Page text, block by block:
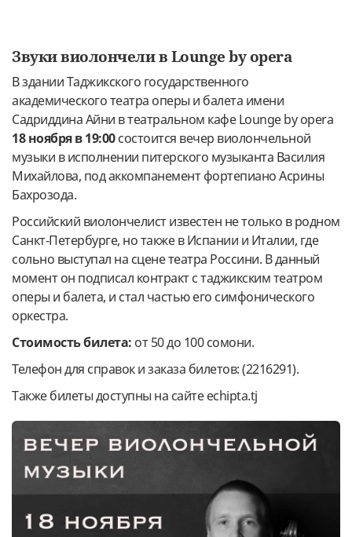
Звуки виолончели в Lounge by opera
В здании Таджикского государственного
академического театра оперы и балета имени
Садриддина Айни в театральном кафе Lounge by opera
18 ноября в 19:00состоится вечер виолончельной
музыки в исполнении питерского музыканта Василия
Михайлова, под аккомпанемент фортепиано Асрины
Бахрозода.
Российский виолончелист известен не только в родном
Санкт-Петербурге, но также в Испании и Италии, где
сольно выступал на сцене театра Россини. В данный
момент он подписал контракт с таджикским театром
оперы и балета, и стал частью его симфонического
оркестра.
Стоимость билета: от 50 до 100 сомони.
Телефон для справок и заказа билетов: (2216291).
Также билеты доступны на сайте echipta.tj